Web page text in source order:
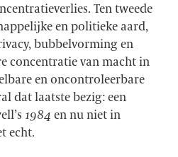
Ten tweede
en politieke aard,
bubbelvorming en
concentratie van macht in
en oncontroleerbare
dat laatste bezig: een
1984 en nu niet in
echt.